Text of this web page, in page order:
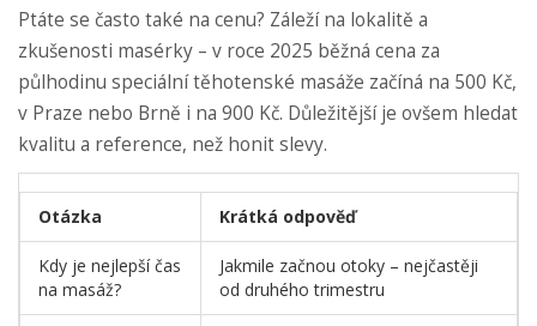
Ptáte se často také na cenu? Záleží na lokalitě a
zkušenosti masérky – v roce 2025 běžná cena za
půlhodinu speciální těhotenské masáže začíná na 500 Kč,
v Praze nebo Brně i na 900 Kč. Důležitější je ovšem hledat
kvalitu a reference, než honit slevy.
Otázka Krátká odpověď
Kdy je nejlepší čas
na masáž?
Jakmile začnou otoky – nejčastěji
od druhého trimestru